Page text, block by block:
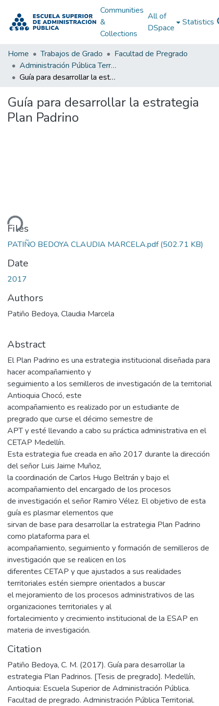
Communities
&
Collections
All of
DSpace
Statistics
Home Trabajos de Grado
Facultad de Pregrado
Administración Pública Territorial (APT)
Guía para desarrollar la estrategia Plan Padrino
Guía para desarrollar la estrategia
Plan Padrino
Files
PATIÑO BEDOYA CLAUDIA MARCELA.pdf(502.71 KB)
Date
2017
Authors
Patiño Bedoya, Claudia Marcela
Abstract
El Plan Padrino es una estrategia institucional diseñada para
hacer acompañamiento y
seguimiento a los semilleros de investigación de la territorial
Antioquia Chocó, este
acompañamiento es realizado por un estudiante de
pregrado que curse el décimo semestre de
APT y esté llevando a cabo su práctica administrativa en el
CETAP Medellín.
Esta estrategia fue creada en año 2017 durante la dirección
del señor Luis Jaime Muñoz,
la coordinación de Carlos Hugo Beltrán y bajo el
acompañamiento del encargado de los procesos
de investigación el señor Ramiro Vélez. El objetivo de esta
guía es plasmar elementos que
sirvan de base para desarrollar la estrategia Plan Padrino
como plataforma para el
acompañamiento, seguimiento y formación de semilleros de
investigación que se realicen en los
diferentes CETAP y que ajustados a sus realidades
territoriales estén siempre orientados a buscar
el mejoramiento de los procesos administrativos de las
organizaciones territoriales y al
fortalecimiento y crecimiento institucional de la ESAP en
materia de investigación.
Citation
Patiño Bedoya, C. M. (2017). Guía para desarrollar la
estrategia Plan Padrinos. [Tesis de pregrado]. Medellín,
Antioquia: Escuela Superior de Administración Pública.
Facultad de pregrado. Administración Pública Territorial.